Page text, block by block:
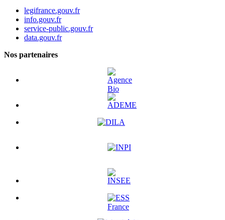
legifrance.gouv.fr
info.gouv.fr
service-public.gouv.fr
data.gouv.fr
Nos partenaires